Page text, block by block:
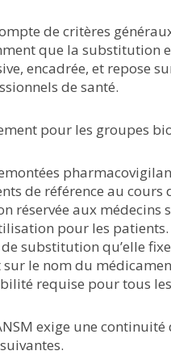
de critères
que la substitution
encadrée, et repose
de santé.
pour les groupes
de référence au cours
réservée aux
pour les patients.
substitution qu’elle
le nom du
requise pour tous
exige une